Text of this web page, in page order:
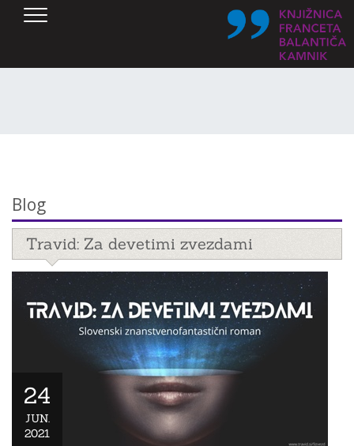
Blog
Travid: Za devetimi zvezdami
24
JUN.
2021